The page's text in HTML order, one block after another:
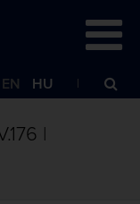
EN HU
|